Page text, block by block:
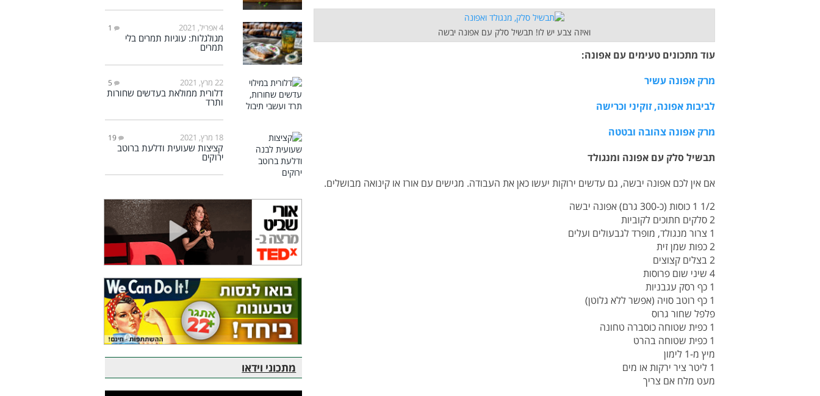
ואיזה צבע יש לו! תבשיל סלק עם אפונה יבשה
עוד מתכונים טעימים עם אפונה:
מרק אפונה עשיר
לביבות אפונה, זוקיני וכרישה
מרק אפונה צהובה ובטטה
תבשיל סלק עם אפונה ומנגולד
אם אין לכם אפונה יבשה, גם עדשים ירוקות יעשו כאן את העבודה. מגישים עם אורז או קינואה מבושלים.
1/2 1 כוסות (כ-300 גרם) אפונה יבשה
2 סלקים חתוכים לקוביות
1 צרור מנגולד, מופרד לגבעולים ועלים
2 כפות שמן זית
2 בצלים קצוצים
4 שיני שום פרוסות
1 כף רסק עגבניות
1 כף רוטב סויה (אפשר ללא גלוטן)
פלפל שחור גרוס
1 כפית שטוחה כוסברה טחונה
1 כפית שטוחה בהרט
מיץ מ-1 לימון
1 ליטר ציר ירקות או מים
מעט מלח אם צריך
4 אפריל, 2021 1
מגולגלות: עוגיות תמרים בלי
תמרים
22 מרץ, 2021 5
דלורית ממולאת בעדשים שחורות
ותרד
18 מרץ, 2021 19
קציצות שעועית ודלעת ברוטב
ירוקים
מתכוני וידאו